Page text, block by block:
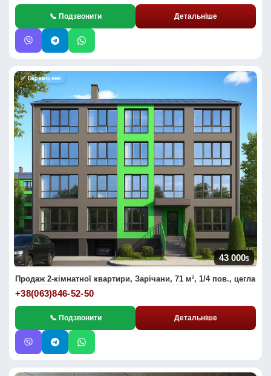
📞 Подзвонити Детальніше
✅ Перевірено
43 000$
Продаж 2-кімнатної квартири, Зарічани, 71 м², 1/4 пов., цегла
+38(063)846-52-50
📞 Подзвонити Детальніше